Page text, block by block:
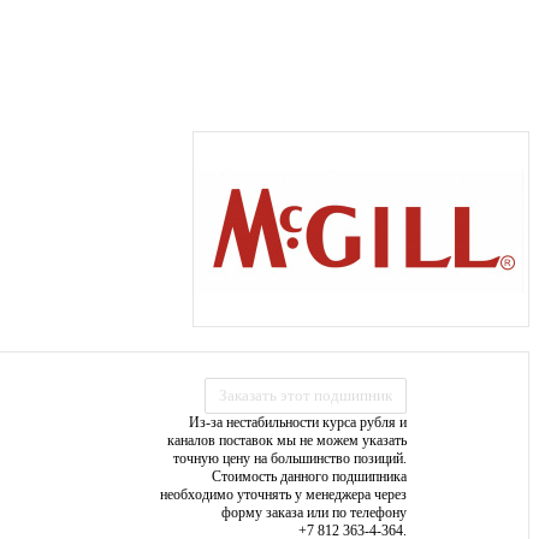
Заказать этот подшипник
Из-за нестабильности курса рубля и
каналов поставок мы не можем указать
точную цену на большинство позиций.
Стоимость данного подшипника
необходимо уточнять у менеджера через
форму заказа или по телефону
+7 812 363-4-364.